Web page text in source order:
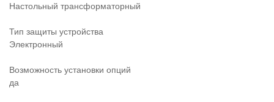
Настольный трансформаторный
Тип защиты устройства
Электронный
Возможность установки опций
да